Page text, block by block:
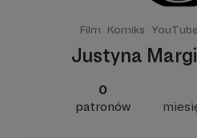
Film Komiks YouTube
Justyna
0
patronów